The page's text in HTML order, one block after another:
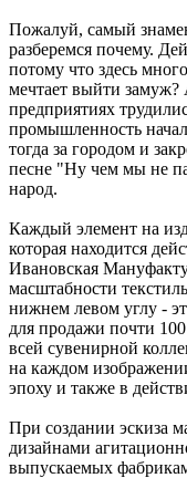
Пожалуй, самый
разберемся почему.
потому что здесь
мечтает выйти
предприятиях
промышленность
тогда за городом и
песне "Ну чем мы не
народ.
Каждый элемент на
которая находится
Ивановская
масштабности
нижнем левом углу -
для продажи почти
всей сувенирной
на каждом
эпоху и также в
При создании эскиза
дизайнами
выпускаемых